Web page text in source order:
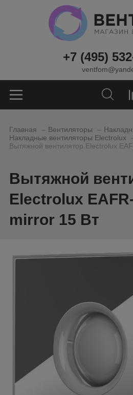
+7 (495)
Главная Вентиляторы
Накладные вентиляторы Electrolux
Вытяжной вентилятор Electrolux
Вытяжной
Electrolux
mirror 15 Вт